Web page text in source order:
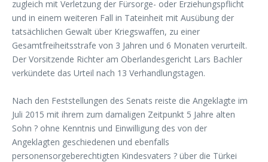
zugleich mit Verletzung der Fürsorge- oder Erziehungspflicht
und in einem weiteren Fall in Tateinheit mit Ausübung der
tatsächlichen Gewalt über Kriegswaffen, zu einer
Gesamtfreiheitsstrafe von 3 Jahren und 6 Monaten verurteilt.
Der Vorsitzende Richter am Oberlandesgericht Lars Bachler
verkündete das Urteil nach 13 Verhandlungstagen.
Nach den Feststellungen des Senats reiste die Angeklagte im
Juli 2015 mit ihrem zum damaligen Zeitpunkt 5 Jahre alten
Sohn ? ohne Kenntnis und Einwilligung des von der
Angeklagten geschiedenen und ebenfalls
personensorgeberechtigten Kindesvaters ? über die Türkei